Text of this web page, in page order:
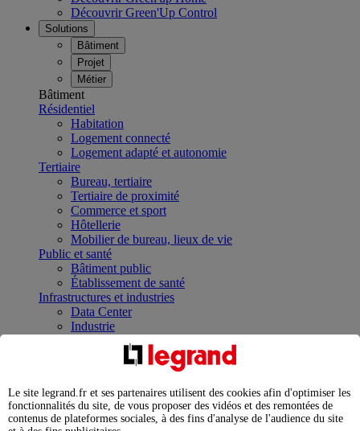
Découvrir Green'Up Control
Solutions
Bâtiment
Projet
Métier
Bâtiment
Résidentiel
Habitation
Logement connecté
Logement adapté et autonomie
Tertiaire
Bureau, tertiaire
Tertiaire de proximité
Commerce et sport
Hôtellerie
Mobilier de bureau, lieux de vie
Public et santé
Bâtiment public
Établissement de santé
Infrastructures et industries
Data Center
Industrie
Infrastructures
Contrôler et planifier le fonctionnement des appareils
Répartir et optimiser son tableau électrique
Legrand Data Center Solutions : concentrer les
expertises au service de vos performances
Le site legrand.fr et ses partenaires utilisent des cookies afin d'optimiser les
fonctionnalités du site, de vous proposer des vidéos et des remontées de
contenus de plateformes sociales, à des fins d'analyse de l'audience du site